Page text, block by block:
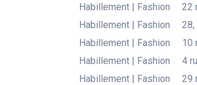
Habillement | Fashion
22
Habillement | Fashion
28,
Habillement | Fashion
10
Habillement | Fashion
4
Habillement | Fashion
29